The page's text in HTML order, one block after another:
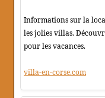
Informations sur la
les jolies villas.
pour les vacances.
villa-en-corse.com